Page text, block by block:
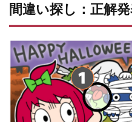
間違い探し：正解